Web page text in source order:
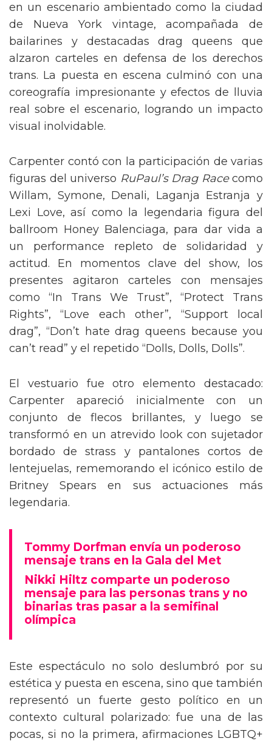
en un escenario ambientado como la ciudad
de Nueva York vintage, acompañada de
bailarines y destacadas drag queens que
alzaron carteles en defensa de los derechos
trans. La puesta en escena culminó con una
coreografía impresionante y efectos de lluvia
real sobre el escenario, logrando un impacto
visual inolvidable.
Carpenter contó con la participación de varias
figuras del universo RuPaul’s Drag Racecomo
Willam, Symone, Denali, Laganja Estranja y
Lexi Love, así como la legendaria figura del
ballroom Honey Balenciaga, para dar vida a
un performance repleto de solidaridad y
actitud. En momentos clave del show, los
presentes agitaron carteles con mensajes
como “In Trans We Trust”, “Protect Trans
Rights”, “Love each other”, “Support local
drag”, “Don’t hate drag queens because you
can’t read” y el repetido “Dolls, Dolls, Dolls”.
El vestuario fue otro elemento destacado:
Carpenter apareció inicialmente con un
conjunto de flecos brillantes, y luego se
transformó en un atrevido look con sujetador
bordado de strass y pantalones cortos de
lentejuelas, rememorando el icónico estilo de
Britney Spears en sus actuaciones más
legendaria.
Tommy Dorfman envía un poderoso
mensaje trans en la Gala del Met
Nikki Hiltz comparte un poderoso
mensaje para las personas trans y no
binarias tras pasar a la semifinal
olímpica
Este espectáculo no solo deslumbró por su
estética y puesta en escena, sino que también
representó un fuerte gesto político en un
contexto cultural polarizado: fue una de las
pocas, si no la primera, afirmaciones LGBTQ+